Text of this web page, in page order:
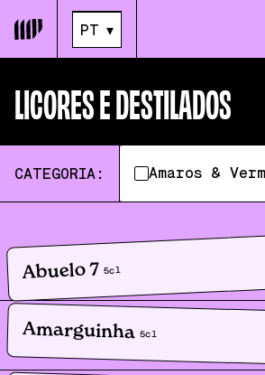
PT ▾
PT ▾
LICORES E DESTILADOS
CATEGORIA: Amaros &
Abuelo 7 5cl
Amarguinha 5cl